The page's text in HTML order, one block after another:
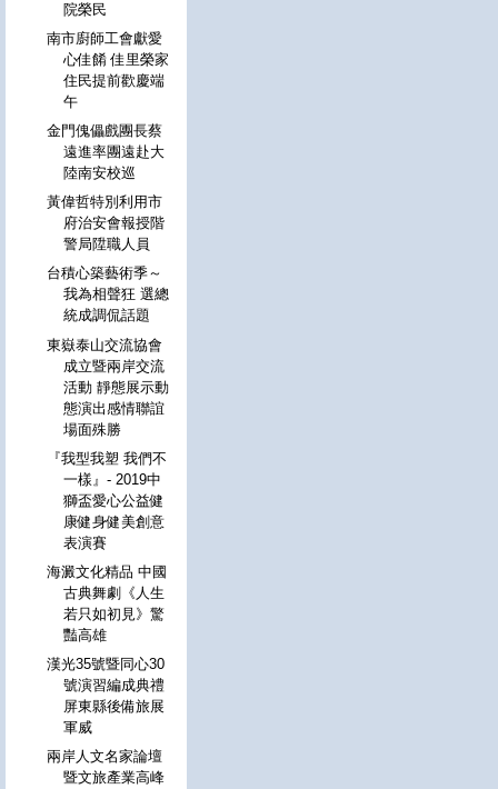
院榮民
南市廚師工會獻愛
心佳餚 佳里榮家
住民提前歡慶端
午
金門傀儡戲團長蔡
遠進率團遠赴大
陸南安校巡
黃偉哲特別利用市
府治安會報授階
警局陞職人員
台積心築藝術季～
我為相聲狂 選總
統成調侃話題
東嶽泰山交流協會
成立暨兩岸交流
活動 靜態展示動
態演出感情聯誼
場面殊勝
『我型我塑 我們不
一樣』- 2019中
獅盃愛心公益健
康健身健美創意
表演賽
海澱文化精品 中國
古典舞劇《人生
若只如初見》驚
豔高雄
漢光35號暨同心30
號演習編成典禮
屏東縣後備旅展
軍威
兩岸人文名家論壇
暨文旅產業高峰